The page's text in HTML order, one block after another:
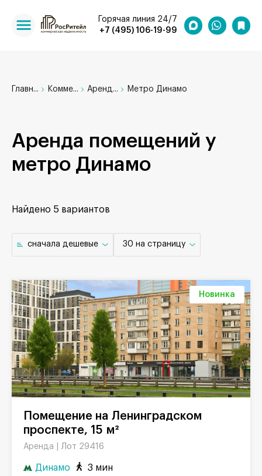
+7 (495) 106-19-99
Горячая линия 24/7
Главн... Комме... Аренд... Метро Динамо
Аренда помещений у
метро Динамо
Найдено 5 вариантов
cначала дешевые 30 на страницу
Новинка
проспекте, 15 м²
Аренда | Лот 29416
Динамо 3 мин